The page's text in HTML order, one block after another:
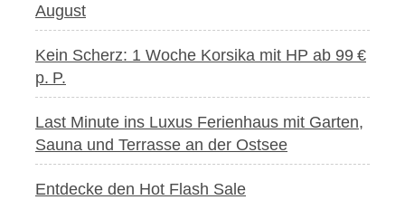
August
Kein Scherz: 1 Woche Korsika mit HP ab 99 €
p. P.
Last Minute ins Luxus Ferienhaus mit Garten,
Sauna und Terrasse an der Ostsee
Entdecke den Hot Flash Sale